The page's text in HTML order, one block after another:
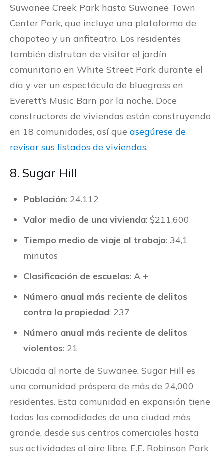
Suwanee Creek Park hasta Suwanee Town
Center Park, que incluye una plataforma de
chapoteo y un anfiteatro. Los residentes
también disfrutan de visitar el jardín
comunitario en White Street Park durante el
día y ver un espectáculo de bluegrass en
Everett’s Music Barn por la noche. Doce
constructores de viviendas están construyendo
en 18 comunidades, así que asegúrese de
revisar sus listados de viviendas.
8. Sugar Hill
Población: 24.112
Valor medio de una vivienda: $211,600
Tiempo medio de viaje al trabajo: 34,1
minutos
Clasificación de escuelas: A +
Número anual más reciente de delitos
contra la propiedad: 237
Número anual más reciente de delitos
violentos: 21
Ubicada al norte de Suwanee, Sugar Hill es
una comunidad próspera de más de 24,000
residentes. Esta comunidad en expansión tiene
todas las comodidades de una ciudad más
grande, desde sus centros comerciales hasta
sus actividades al aire libre. E.E. Robinson Park